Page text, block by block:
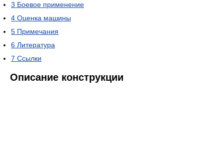
3 Боевое применение
4 Оценка машины
5 Примечания
6 Литература
7 Ссылки
Описание конструкции